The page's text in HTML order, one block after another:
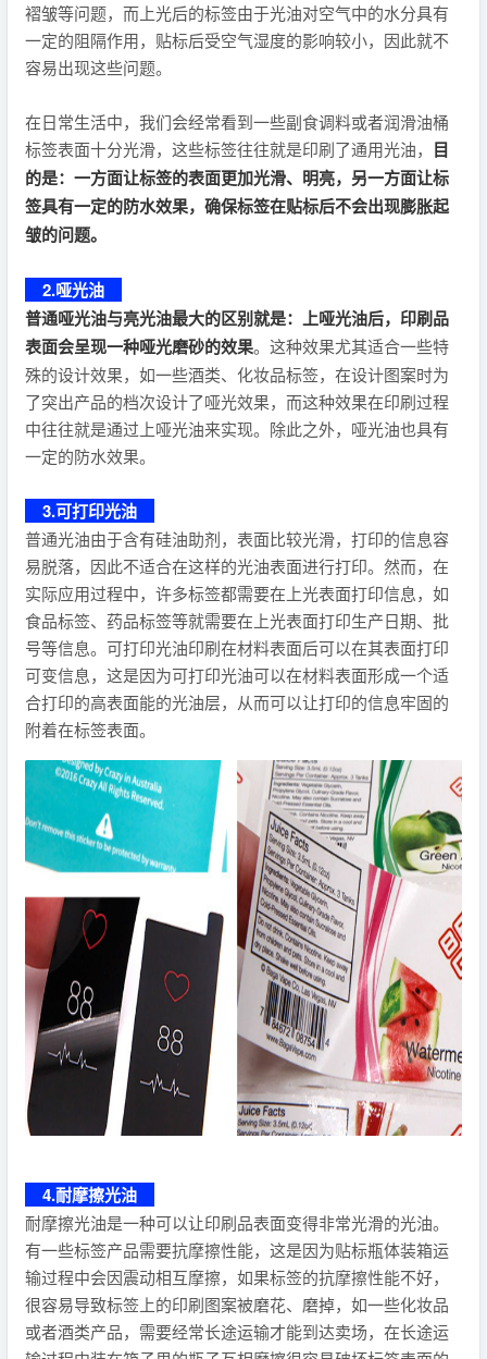
褶皱等问题，而上光后的标签由于光油对空气中的水分具有
一定的阻隔作用，贴标后受空气湿度的影响较小，因此就不
容易出现这些问题。
在日常生活中，我们会经常看到一些副食调料或者润滑油桶
标签表面十分光滑，这些标签往往就是印刷了通用光油， 目
的是：一方面让标签的表面更加光滑、明亮，另一方面让标
签具有一定的防水效果，确保标签在贴标后不会出现膨胀起
皱的问题。
2.哑光油
普通哑光油与亮光油最大的区别就是：上哑光油后，印刷品
表面会呈现一种哑光磨砂的效果。这种效果尤其适合一些特
殊的设计效果，如一些酒类、化妆品标签，在设计图案时为
了突出产品的档次设计了哑光效果，而这种效果在印刷过程
中往往就是通过上哑光油来实现。除此之外，哑光油也具有
一定的防水效果。
3.可打印光油
普通光油由于含有硅油助剂，表面比较光滑，打印的信息容
易脱落，因此不适合在这样的光油表面进行打印。然而，在
实际应用过程中，许多标签都需要在上光表面打印信息，如
食品标签、药品标签等就需要在上光表面打印生产日期、批
号等信息。可打印光油印刷在材料表面后可以在其表面打印
可变信息，这是因为可打印光油可以在材料表面形成一个适
合打印的高表面能的光油层，从而可以让打印的信息牢固的
附着在标签表面。
4.耐摩擦光油
耐摩擦光油是一种可以让印刷品表面变得非常光滑的光油。
有一些标签产品需要抗摩擦性能，这是因为贴标瓶体装箱运
输过程中会因震动相互摩擦，如果标签的抗摩擦性能不好，
很容易导致标签上的印刷图案被磨花、磨掉，如一些化妆品
或者酒类产品，需要经常长途运输才能到达卖场，在长途运